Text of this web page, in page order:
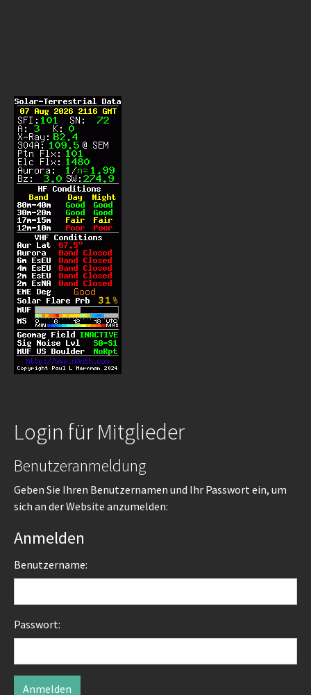
Login für Mitglieder
Benutzeranmeldung
Geben Sie Ihren Benutzernamen und Ihr Passwort ein, um
sich an der Website anzumelden:
Anmelden
Benutzername:
Passwort: